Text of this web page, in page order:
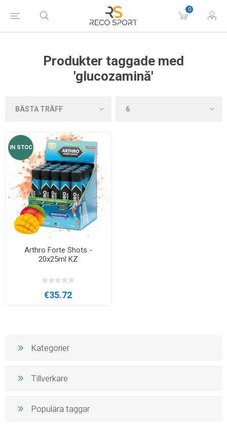
0
Produkter taggade med
'glucozamină'
IN STOC
Arthro Forte Shots -
20x25ml KZ
€35.72
Kategorier
Tillverkare
Populära taggar